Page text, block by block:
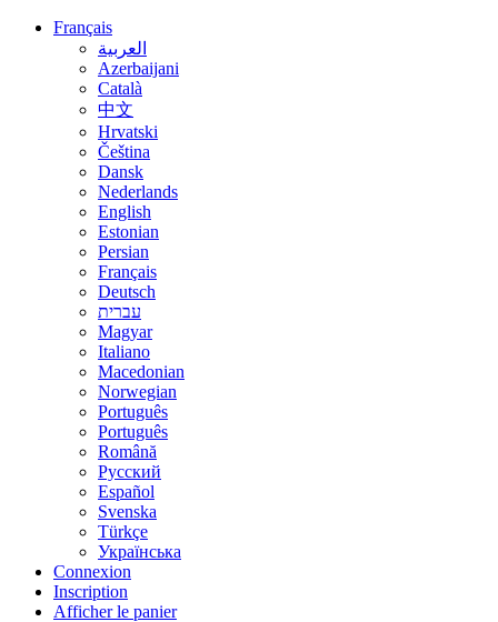
Français
العربية
Azerbaijani
Català
中文
Hrvatski
Čeština
Dansk
Nederlands
English
Estonian
Persian
Français
Deutsch
עברית
Magyar
Italiano
Macedonian
Norwegian
Português
Português
Română
Русский
Español
Svenska
Türkçe
Українська
Connexion
Inscription
Afficher le panier